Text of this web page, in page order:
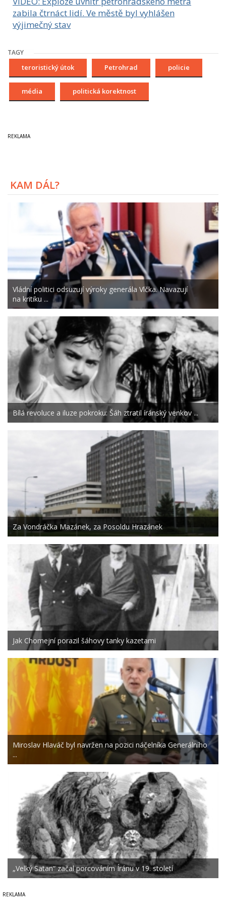
zabila čtrnáct lidí. Ve městě byl vyhlášen
výjimečný stav
TAGY
teroristický útok Petrohrad policie
média politická korektnost
KAM DÁL?
Vládní politici odsuzují výroky generála Vlčka. Navazují
na kritiku ...
Bílá revoluce a iluze pokroku: Šáh ztratil íránský venkov ...
Za Vondráčka Mazánek, za Posoldu Hrazánek
Jak Chomejní porazil šáhovy tanky kazetami
Miroslav Hlaváč byl navržen na pozici náčelníka Generálního
...
„Velký Satan“ začal porcováním Íránu v 19. století